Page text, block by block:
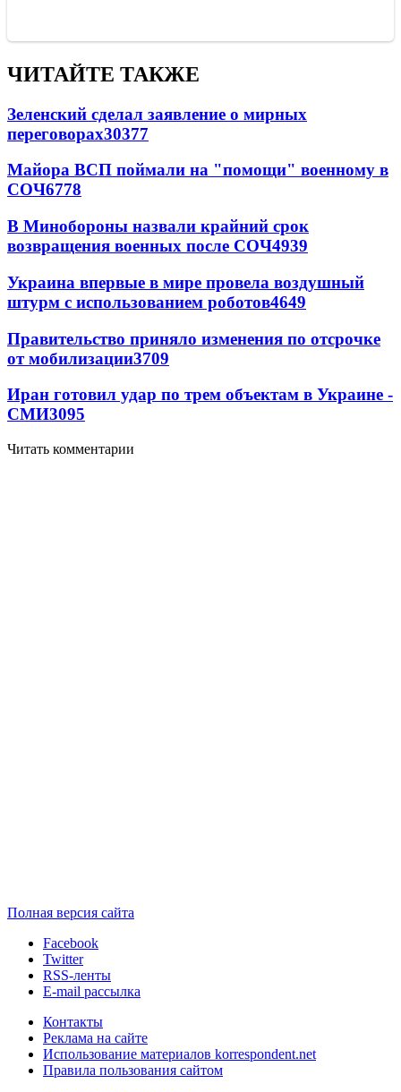
ЧИТАЙТЕ ТАКЖЕ
Зеленский сделал заявление о мирных
переговорах30377
Майора ВСП поймали на "помощи" военному в
СОЧ6778
В Минобороны назвали крайний срок
возвращения военных после СОЧ4939
Украина впервые в мире провела воздушный
штурм с использованием роботов4649
Правительство приняло изменения по отсрочке
от мобилизации3709
Иран готовил удар по трем объектам в Украине -
СМИ3095
Читать комментарии
Полная версия сайта
Facebook
Twitter
RSS-ленты
E-mail рассылка
Контакты
Реклама на сайте
Использование материалов korrespondent.net
Правила пользования сайтом